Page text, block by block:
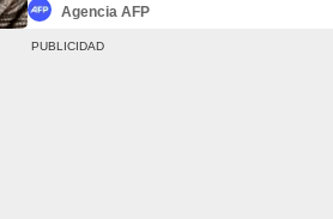
Agencia AFP